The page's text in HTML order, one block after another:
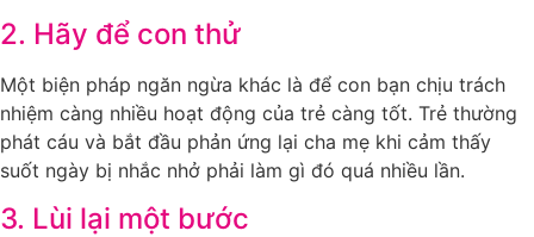
2. Hãy để con thử
Một biện pháp ngăn ngừa khác là để con bạn chịu trách
nhiệm càng nhiều hoạt động của trẻ càng tốt. Trẻ thường
phát cáu và bắt đầu phản ứng lại cha mẹ khi cảm thấy
suốt ngày bị nhắc nhở phải làm gì đó quá nhiều lần.
3. Lùi lại một bước